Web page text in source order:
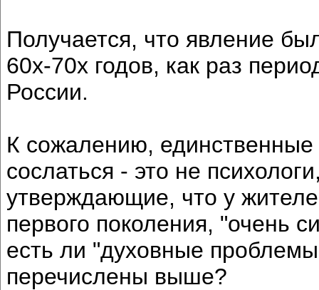
Получается, что явление
60х-70х годов, как раз
России.
К сожалению, единственные
сослаться - это не
утверждающие, что у
первого поколения, "очень
есть ли "духовные
перечислены выше?